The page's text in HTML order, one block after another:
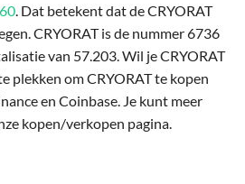
. Dat betekent dat de CRYORAT
CRYORAT is de nummer 6736
van 57.203. Wil je CRYORAT
plekken om CRYORAT te kopen
en Coinbase. Je kunt meer
kopen/verkopen pagina.